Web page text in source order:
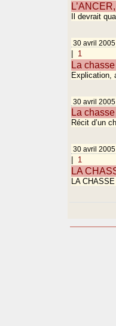
Il devrait
30 avril 2005
1
La
Explication,
30 avril 2005
La
Récit d’un
30 avril 2005
1
LA
LA